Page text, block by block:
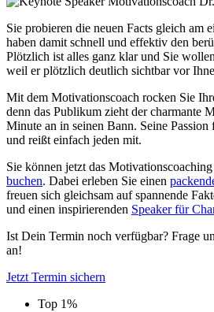
Sie probieren die neuen Facts gleich am
haben damit schnell und effektiv den
Plötzlich ist alles ganz klar und Sie
weil er plötzlich deutlich sichtbar vor
Mit dem Motivationscoach rocken Sie
denn das Publikum zieht der charmante
Minute an in seinen Bann. Seine Passion
und reißt einfach jeden mit.
Sie können jetzt das
buchen. Dabei erleben Sie einen
freuen sich gleichsam auf spannende
und einen inspirierenden Speaker für
Ist Dein Termin noch verfügbar? Frage
an!
Jetzt Termin sichern
Top 1%